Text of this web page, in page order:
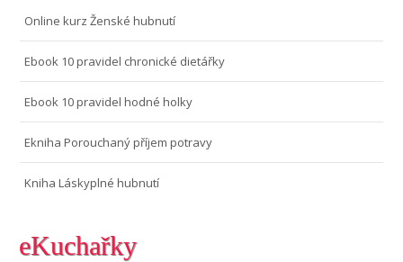
Online kurz Ženské hubnutí
Ebook 10 pravidel chronické dietářky
Ebook 10 pravidel hodné holky
Ekniha Porouchaný příjem potravy
Kniha Láskyplné hubnutí
eKuchařky